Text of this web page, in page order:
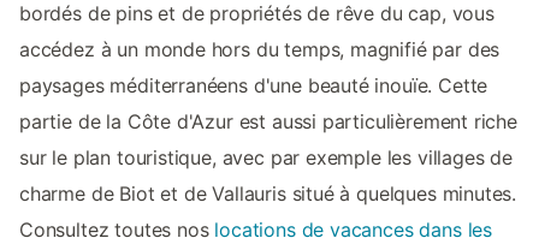
bordés de pins et de propriétés de rêve du cap, vous
accédez à un monde hors du temps, magnifié par des
paysages méditerranéens d'une beauté inouïe. Cette
partie de la Côte d'Azur est aussi particulièrement riche
sur le plan touristique, avec par exemple les villages de
charme de Biot et de Vallauris situé à quelques minutes.
Consultez toutes nos locations de vacances dans les